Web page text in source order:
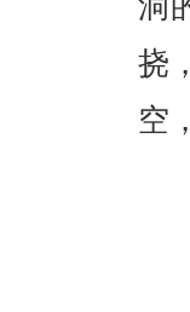
挠
空